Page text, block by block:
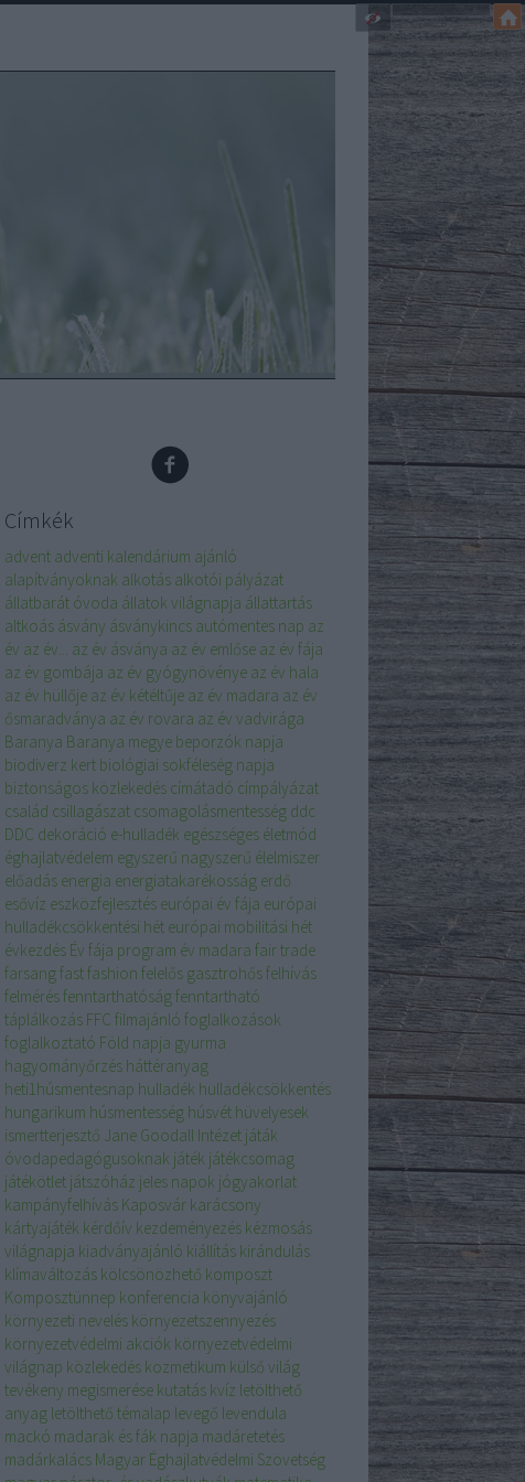
Címkék
advent adventi kalendárium ajánló
alapítványoknak alkotás alkotói pályázat
állatbarát óvoda állatok világnapja állattartás
altkoás ásvány ásványkincs autómentes nap az
év az év... az év ásványa az év emlőse az év fája
az év gombája az év gyógynövénye az év hala
az év hüllője az év kétéltűje az év madara az év
ősmaradványa az év rovara az év vadvirága
Baranya Baranya megye beporzók napja
biodiverz kert biológiai sokféleség napja
biztonságos közlekedés címátadó címpályázat
család csillagászat csomagolásmentesség ddc
DDC dekoráció e-hulladék egészséges életmód
éghajlatvédelem egyszerű nagyszerű élelmiszer
előadás energia energiatakarékosság erdő
esővíz eszközfejlesztés európai év fája európai
hulladékcsökkentési hét európai mobilitási hét
évkezdés Év fája program év madara fair trade
farsangfast fashion felelős gasztrohősfelhívás
felmérésfenntarthatóságfenntartható
táplálkozás FFC filmajánló foglalkozások
foglalkoztató Föld napja gyurma
hagyományőrzés háttéranyag
heti1húsmentesnap hulladék hulladékcsökkentés
hungarikum húsmentesség húsvét hüvelyesek
ismertterjesztő Jane Goodall Intézet játák
óvodapedagógusoknak játék játékcsomag
játékötlet játszóház jeles napok jógyakorlat
kampányfelhívás Kaposvár karácsony
kártyajáték kérdőív kezdeményezés kézmosás
világnapja kiadványajánló kiállítás kirándulás
klímaváltozás kölcsönözhető komposzt
Komposztünnep konferencia könyvajánló
környezeti nevelés környezetszennyezés
környezetvédelmi akciók környezetvédelmi
világnap közlekedés kozmetikum külső világ
tevékeny megismerése kutatás kvíz letölthető
anyag letölthető témalap levegő levendula
mackó madarak és fák napja madáretetés
madárkalács Magyar Éghajlatvédelmi Szövetség